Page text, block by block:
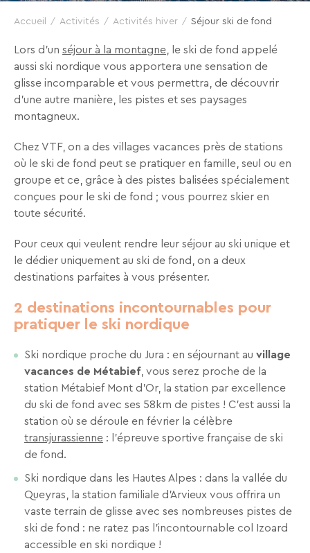
Accueil Activités Activités hiver Séjour ski de fond
Lors d’un séjour à la montagne, le ski de fond appelé
aussi ski nordique vous apportera une sensation de
glisse incomparable et vous permettra, de découvrir
d’une autre manière, les pistes et ses paysages
montagneux.
Chez VTF, on a des villages vacances près de stations
où le ski de fond peut se pratiquer en famille, seul ou en
groupe et ce, grâce à des pistes balisées spécialement
conçues pour le ski de fond ; vous pourrez skier en
toute sécurité.
Pour ceux qui veulent rendre leur séjour au ski unique et
le dédier uniquement au ski de fond, on a deux
destinations parfaites à vous présenter.
2 destinations incontournables pour
pratiquer le ski nordique
Ski nordique proche du Jura : en séjournant au village
vacances de Métabief, vous serez proche de la
station Métabief Mont d’Or, la station par excellence
du ski de fond avec ses 58km de pistes ! C'est aussi la
station où se déroule en février la célèbre
transjurassienne : l'épreuve sportive française de ski
de fond.
Ski nordique dans les Hautes Alpes : dans la vallée du
Queyras, la station familiale d’Arvieux vous offrira un
vaste terrain de glisse avec ses nombreuses pistes de
ski de fond : ne ratez pas l’incontournable col Izoard
accessible en ski nordique !
exclusives
et
des
bons
plans
pour
vos
!
Il
suffit
d’un
Recevez
tous
15
jours,
directement
dans
votre
boîte
mail,
toutes
les
nouveautés,
bons
plans,
promos,
idées